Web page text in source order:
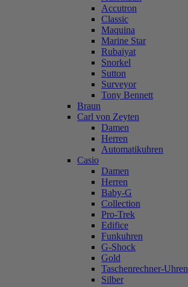
Accutron
Classic
Maquina
Marine Star
Rubaiyat
Snorkel
Sutton
Surveyor
Tony Bennett
Braun
Carl von Zeyten
Damen
Herren
Automatikuhren
Casio
Damen
Herren
Baby-G
Collection
Pro-Trek
Edifice
Funkuhren
G-Shock
Gold
Taschenrechner-Uhren
Silber